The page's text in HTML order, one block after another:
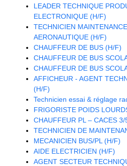
LEADER TECHNIQUE
ELECTRONIQUE (H/F)
TECHNICIEN
AERONAUTIQUE (H/F)
CHAUFFEUR DE BUS (H/F)
CHAUFFEUR DE BUS
CHAUFFEUR DE BUS
AFFICHEUR - AGENT
(H/F)
Technicien essai & réglage
FRIGORISTE POIDS
CHAUFFEUR PL – CACES 3/
TECHNICIEN DE
MECANICIEN BUS/PL (H/F)
AIDE ELECTRICIEN (H/F)
AGENT SECTEUR